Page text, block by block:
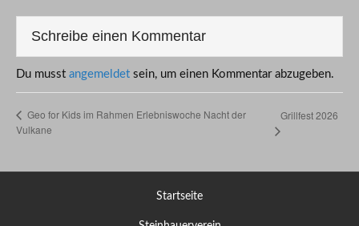
Schreibe einen Kommentar
Du musst angemeldet sein, um einen Kommentar abzugeben.
Geo for Kids im Rahmen Erlebniswoche Nacht der
Vulkane
Grillfest 2026
Startseite